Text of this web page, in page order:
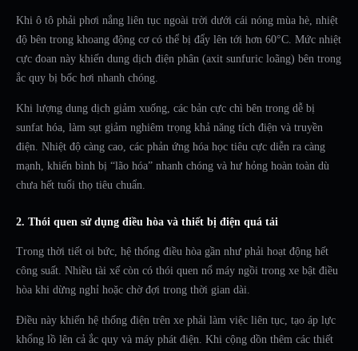
Khi ô tô phải phơi nắng liên tục ngoài trời dưới cái nóng mùa hè, nhiệt
độ bên trong khoang động cơ có thể bị đẩy lên tới hơn 60°C. Mức nhiệt
cực đoan này khiến dung dịch điện phân (axit sunfuric loãng) bên trong
ắc quy bị bốc hơi nhanh chóng.
Khi lượng dung dịch giảm xuống, các bản cực chì bên trong dễ bị
sunfat hóa, làm sụt giảm nghiêm trọng khả năng tích điện và truyền
điện. Nhiệt độ càng cao, các phản ứng hóa học tiêu cực diễn ra càng
mạnh, khiến bình bị “lão hóa” nhanh chóng và hư hỏng hoàn toàn dù
chưa hết tuổi thọ tiêu chuẩn.
2. Thói quen sử dụng điều hòa và thiết bị điện quá tải
Trong thời tiết oi bức, hệ thống điều hòa gần như phải hoạt động hết
công suất. Nhiều tài xế còn có thói quen nổ máy ngồi trong xe bật điều
hòa khi dừng nghỉ hoặc chờ đợi trong thời gian dài.
Điều này khiến hệ thống điện trên xe phải làm việc liên tục, tạo áp lực
khổng lồ lên cả ắc quy và máy phát điện. Khi cộng dồn thêm các thiết